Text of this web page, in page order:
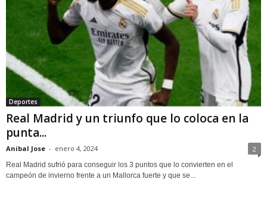
Deportes
Real Madrid y un triunfo que lo coloca en la
punta...
Anibal Jose - enero 4, 2024 2
Real Madrid sufrió para conseguir los 3 puntos que lo convierten en el
campeón de invierno frente a un Mallorca fuerte y que se...